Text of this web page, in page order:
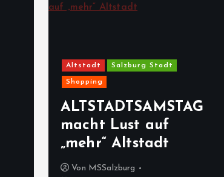
Altstadt Salzburg Stadt
Shopping
ALTSTADTSAMSTAG
macht Lust auf
„mehr“ Altstadt
Von MSSalzburg